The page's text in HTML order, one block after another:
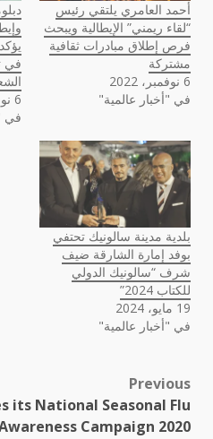
أحمد العامري يلتقي رئيس
“لقاء ريمني” الإيطالية ويبحث
فرص إطلاق مبادرات ثقافية
مشتركة
6 نوفمبر، 2022
في "أخبار عالمية"
في
6 نوفمبر، 2022
في
بلدية مدينة سالونيك تحتفي
بوفد إمارة الشارقة ضيف
شرف “سالونيك الدولي
للكتاب 2024”
19 مايو، 2024
في "أخبار عالمية"
Post
navigation
Previous
its National Seasonal Flu
Campaign 2020